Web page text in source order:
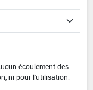
écoulement des
ni pour l'utilisation.